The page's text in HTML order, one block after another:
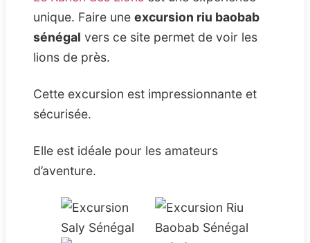
unique. Faire une excursion riu baobab
sénégal vers ce site permet de voir les
lions de près.
Cette excursion est impressionnante et
sécurisée.
Elle est idéale pour les amateurs
d’aventure.